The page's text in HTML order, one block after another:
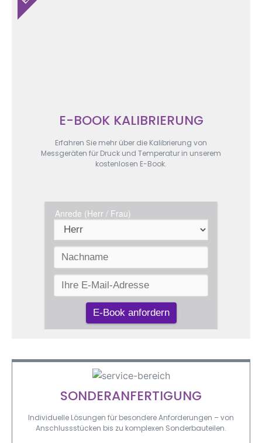
E-BOOK KALIBRIERUNG
Erfahren Sie mehr über die Kalibrierung von
Messgeräten für Druck und Temperatur in unserem
kostenlosen E-Book.
SONDERANFERTIGUNG
Individuelle Lösungen für besondere Anforderungen – von
Anschlussstücken bis zu komplexen Sonderbauteilen.